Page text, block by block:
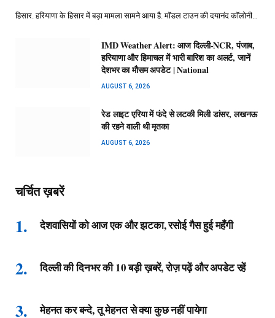
हिसार. हरियाणा के हिसार में बड़ा मामला सामने आया है. मॉडल टाउन की दयानंद कॉलोनी…
IMD Weather Alert: आज दिल्ली-NCR, पंजाब,
हरियाणा और हिमाचल में भारी बारिश का अलर्ट, जानें
देशभर का मौसम अपडेट | National
AUGUST 6, 2026
रेड लाइट एरिया में फंदे से लटकी मिली डांसर, लखनऊ
की रहने वाली थी मृतका
AUGUST 6, 2026
चर्चित ख़बरें
देशवासियों को आज एक और झटका, रसोई गैस हुई महँगी
दिल्ली की दिनभर की 10 बड़ी ख़बरें, रोज़ पढ़ें और अपडेट रहें
मेहनत कर बन्दे, तू मेहनत से क्या कुछ नहीं पायेगा